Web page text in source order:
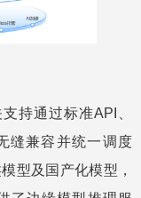
持通过标准API、
缝兼容并统一调度
型及国产化模型，